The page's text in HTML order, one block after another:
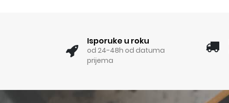
Isporuke u roku
od 24-48h od datuma
prijema